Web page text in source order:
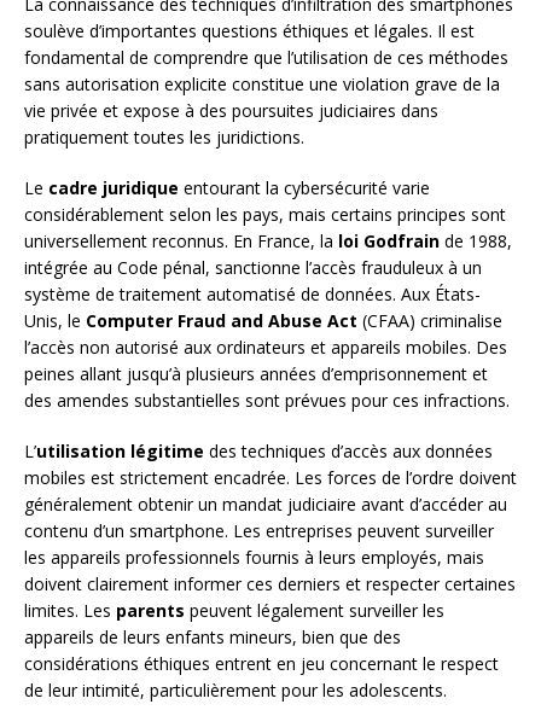
soulève d’importantes questions éthiques et légales. Il est
fondamental de comprendre que l’utilisation de ces méthodes
sans autorisation explicite constitue une violation grave de la
vie privée et expose à des poursuites judiciaires dans
pratiquement toutes les juridictions.
Le cadre juridique entourant la cybersécurité varie
considérablement selon les pays, mais certains principes sont
universellement reconnus. En France, la loi Godfrain de 1988,
intégrée au Code pénal, sanctionne l’accès frauduleux à un
système de traitement automatisé de données. Aux États-
Unis, le Computer Fraud and Abuse Act (CFAA) criminalise
l’accès non autorisé aux ordinateurs et appareils mobiles. Des
peines allant jusqu’à plusieurs années d’emprisonnement et
des amendes substantielles sont prévues pour ces infractions.
L’utilisation légitime des techniques d’accès aux données
mobiles est strictement encadrée. Les forces de l’ordre doivent
généralement obtenir un mandat judiciaire avant d’accéder au
contenu d’un smartphone. Les entreprises peuvent surveiller
les appareils professionnels fournis à leurs employés, mais
doivent clairement informer ces derniers et respecter certaines
limites. Les parents peuvent légalement surveiller les
appareils de leurs enfants mineurs, bien que des
considérations éthiques entrent en jeu concernant le respect
de leur intimité, particulièrement pour les adolescents.